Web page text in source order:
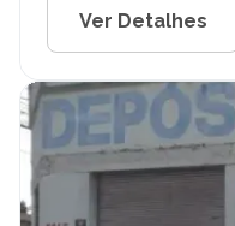
Ver Detalhes